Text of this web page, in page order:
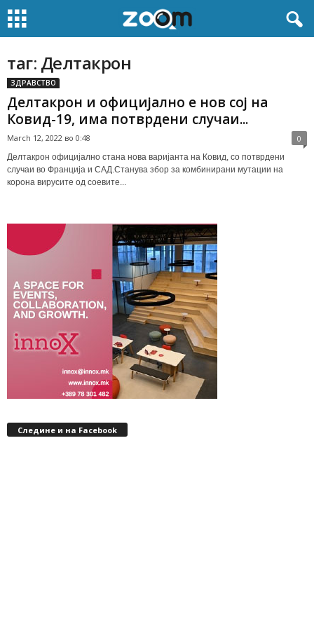
таг: Делтакрон
ЗДРАВСТВО
Делтакрон и официјално е нов сој на
Ковид-19, има потврдени случаи...
March 12, 2022 во 0:48 0
Делтакрон официјално стана нова варијанта на Ковид, со потврдени
случаи во Франција и САД.Станува збор за комбинирани мутации на
корона вирусите од соевите...
Следине и на Facebook